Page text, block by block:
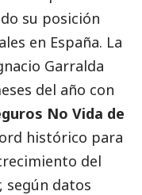
su posición
en España. La
Garralda
del año con
No Vida de
histórico para
del
según datos